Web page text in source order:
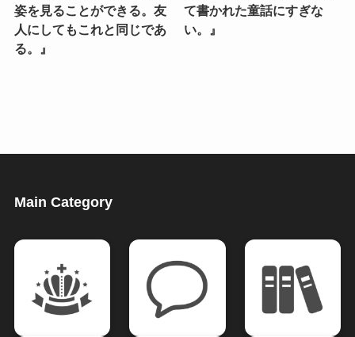
姿を見ることができる。友
人にしてもこれと同じであ
る。』
て書かれた童話にすぎな
い。』
Main Category